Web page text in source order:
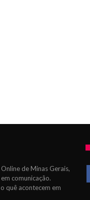
de Minas Gerais,
comunicação.
quê acontecem em